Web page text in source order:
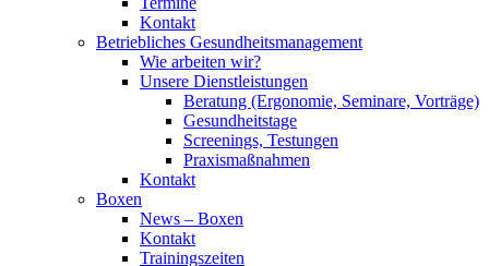
Kontakt
Betriebliches Gesundheits­management
Wie arbeiten wir?
Unsere Dienstleistungen
Beratung (Ergonomie, Seminare, Vorträge)
Gesundheitstage
Screenings, Testungen
Praxismaßnahmen
Kontakt
Boxen
News – Boxen
Kontakt
Trainingszeiten